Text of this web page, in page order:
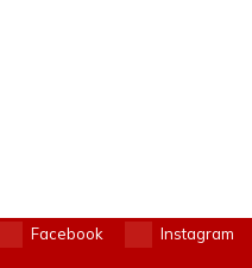
Facebook Instagram